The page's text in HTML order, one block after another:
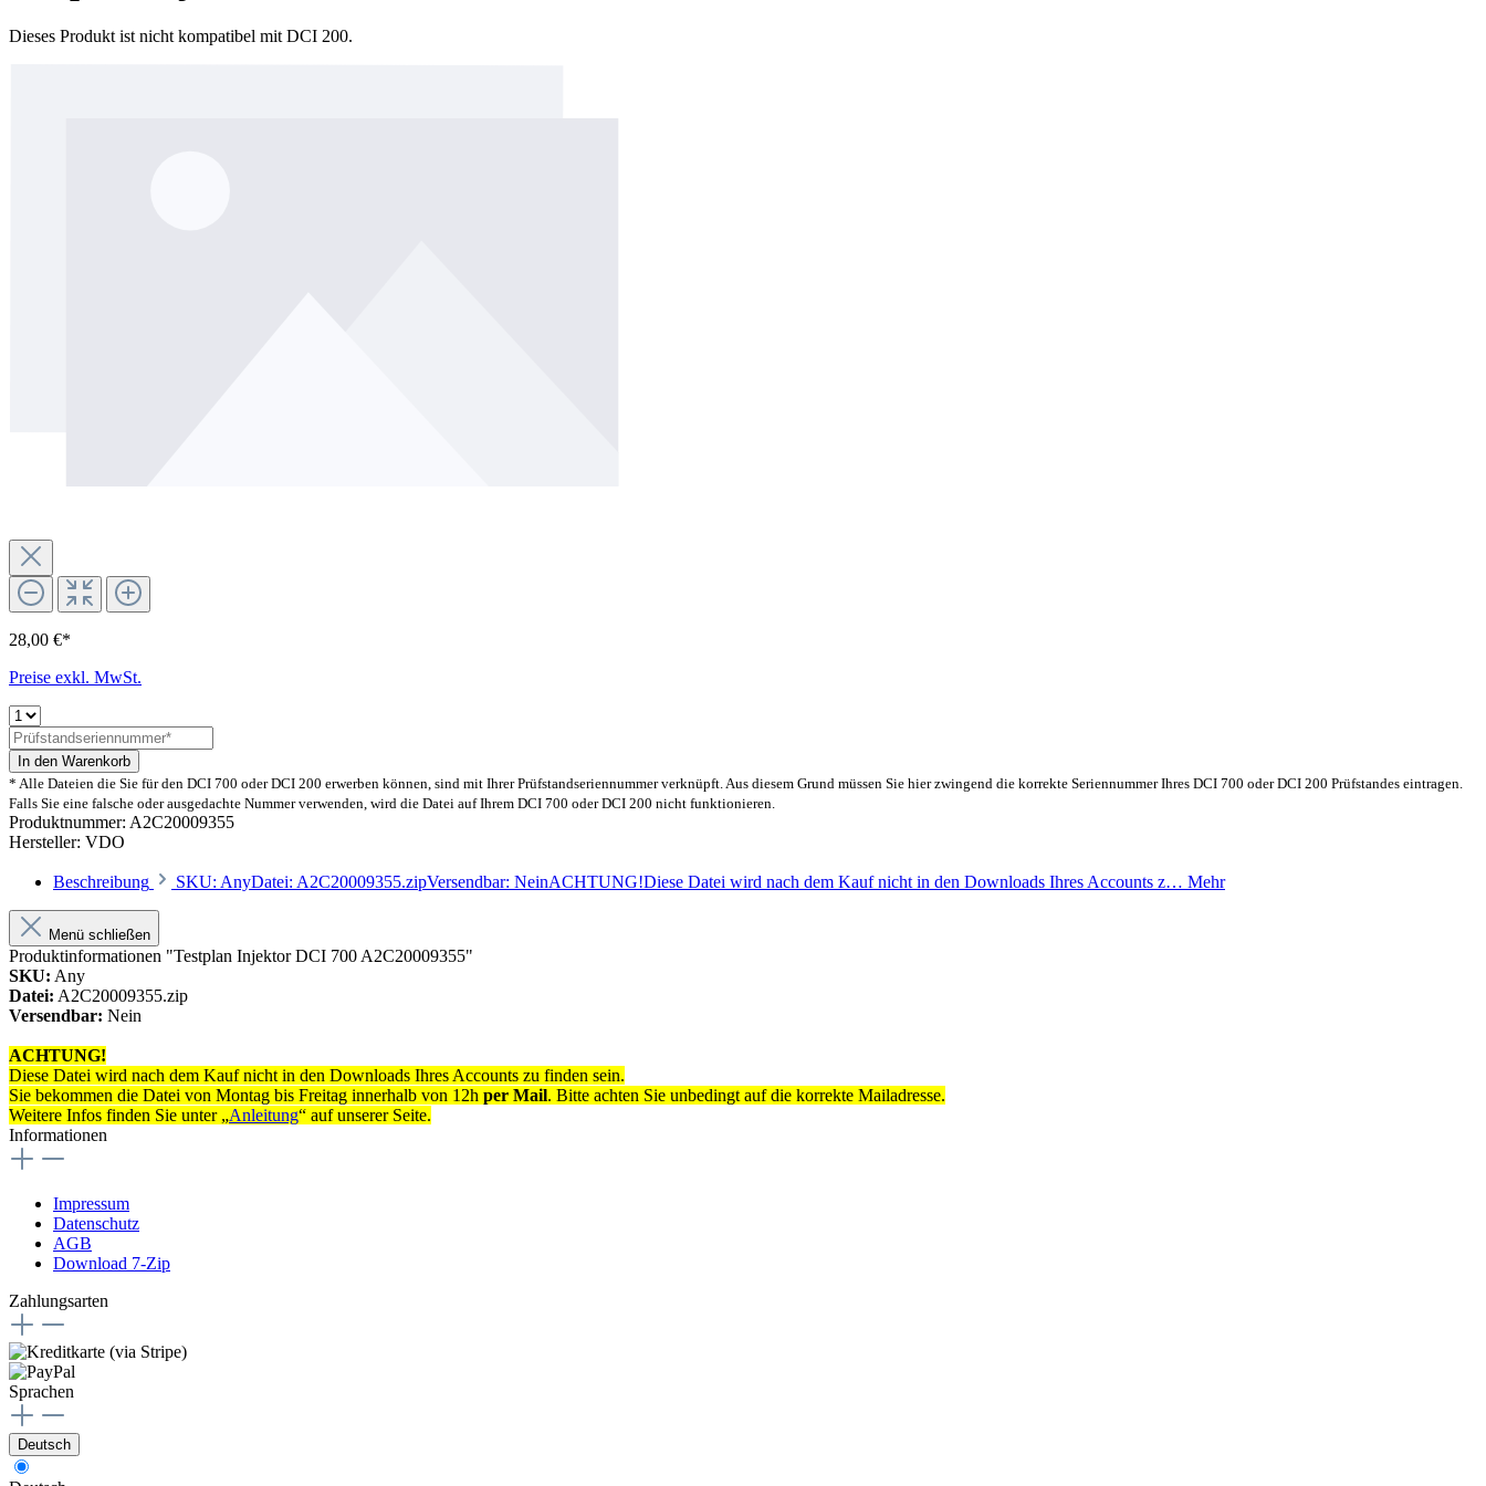
Dieses Produkt ist nicht kompatibel mit DCI 200.
28,00 €*
Preise exkl. MwSt.
In den Warenkorb
* Alle Dateien die Sie für den DCI 700 oder DCI 200 erwerben können, sind mit Ihrer Prüfstandseriennummer verknüpft. Aus diesem Grund müssen Sie hier zwingend die korrekte Seriennummer Ihres DCI 700 oder DCI 200 Prüfstandes eintragen.
Falls Sie eine falsche oder ausgedachte Nummer verwenden, wird die Datei auf Ihrem DCI 700 oder DCI 200 nicht funktionieren.
Produktnummer: A2C20009355
Hersteller: VDO
Beschreibung SKU: AnyDatei: A2C20009355.zipVersendbar: NeinACHTUNG!Diese Datei wird nach dem Kauf nicht in den Downloads Ihres Accounts z… Mehr
Menü schließen
Produktinformationen "Testplan Injektor DCI 700 A2C20009355"
SKU: Any
Datei: A2C20009355.zip
Versendbar: Nein
ACHTUNG!
Diese Datei wird nach dem Kauf nicht in den Downloads Ihres Accounts zu finden sein.
Sie bekommen die Datei von Montag bis Freitag innerhalb von 12h per Mail. Bitte achten Sie unbedingt auf die korrekte Mailadresse.
Weitere Infos finden Sie unter „Anleitung“ auf unserer Seite.
Informationen
Impressum
Datenschutz
AGB
Download 7-Zip
Zahlungsarten
Sprachen
Deutsch